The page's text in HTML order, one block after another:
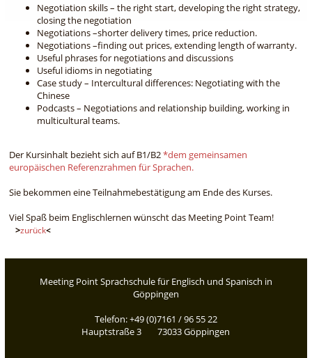
Negotiation skills – the right start, developing the right strategy,
closing the negotiation
Negotiations –shorter delivery times, price reduction.
Negotiations –finding out prices, extending length of warranty.
Useful phrases for negotiations and discussions
Useful idioms in negotiating
Case study – Intercultural differences: Negotiating with the
Chinese
Podcasts – Negotiations and relationship building, working in
multicultural teams.
Der Kursinhalt bezieht sich auf B1/B2*dem gemeinsamen
europäischen Referenzrahmen für Sprachen.
Sie bekommen eine Teilnahmebestätigung am Ende des Kurses.
Viel Spaß beim Englischlernen wünscht das Meeting Point Team!
>zurück<
Meeting Point Sprachschule für Englisch und Spanisch in
Göppingen
Telefon: +49 (0)7161 / 96 55 22
Hauptstraße 3 73033 Göppingen